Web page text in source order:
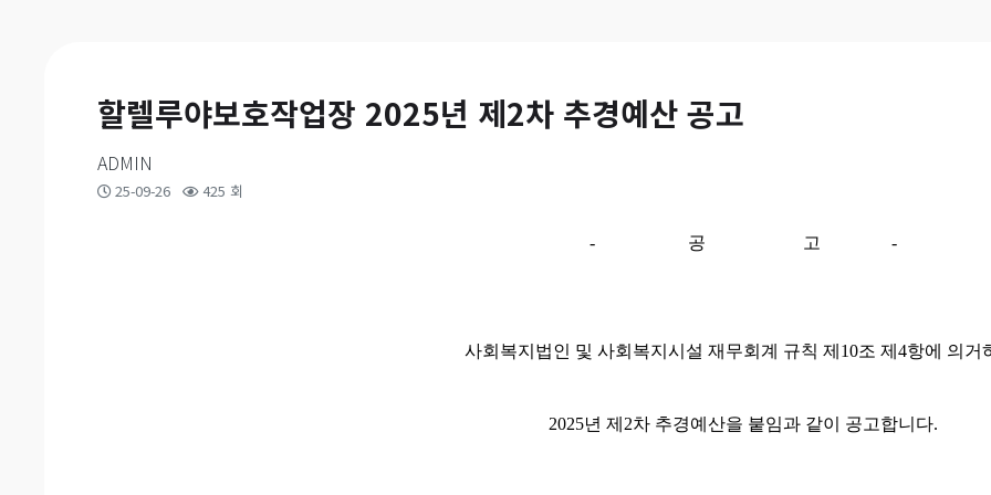
할렐루야보호작업장 2025년 제2차 추경예산 공고
ADMIN
25-09-26 425 회
- 공 고 -
사회복지법인 및 사회복지시설 재무회계 규칙 제10조 제4항에 의거
2025년 제2차 추경예산을 붙임과 같이 공고합니다.